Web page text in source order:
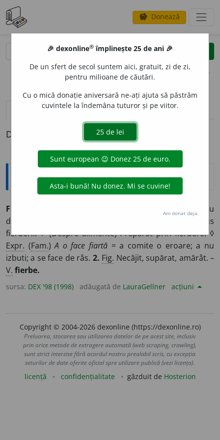
savings Donează
clear
opțiuni
definiții (1) pronunțievolume_up (39)
Definiția cu ID-ul 40588:
Explicative DEX
FIERT
(Despre lichide sau
despre solide aflate într-un lichid) Care a fost supus
fierberii. ♦ (Despre alimente) Preparat prin fierbere. ◊
Expr. (Fam.)A o face fiartă= a comite o eroare; a nu
izbuti; a se face de râs. 2. Fig. Necăjit, supărat, amărât. –
V. fierbe.
sursa: DEX '98 (1998) adăugată de LauraGellner acțiuni
Copyright © 2004-2026 dexonline (https://dexonline.ro)
Preluarea, stocarea sau utilizarea datelor de pe acest site, inclusiv
prin orice metode de extragere automată (web scraping, crawling),
sunt strict interzise fără acordul nostru prealabil scris, cu excepția
seturilor de date oferite oficial spre utilizare publică (vezi licența).
licență confidențialitate găzduit de Hosterion
🎉 dexonline® împlinește 25 de ani 🎉
De un sfert de secol suntem aici, gratuit, zi de zi,
pentru milioane de căutări.
Cu o mică donație aniversară ne-ați ajuta să păstrăm
cuvintele la îndemâna tuturor și pe viitor.
Am donat deja.